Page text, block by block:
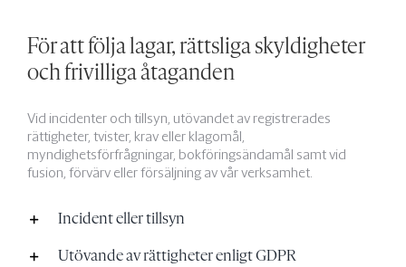
För att följa lagar, rättsliga skyldigheter
och frivilliga åtaganden
Vid incidenter och tillsyn, utövandet av registrerades
rättigheter, tvister, krav eller klagomål,
myndighetsförfrågningar, bokföringsändamål samt vid
fusion, förvärv eller försäljning av vår verksamhet.
Incident eller tillsyn
Utövande av rättigheter enligt GDPR